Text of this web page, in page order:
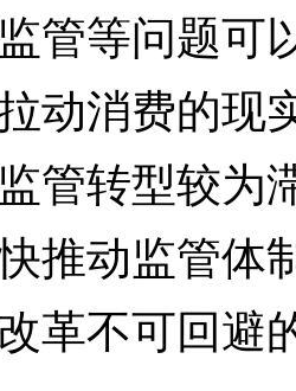
管等问题可
动消费的现
管转型较为
推动监管体
革不可回避